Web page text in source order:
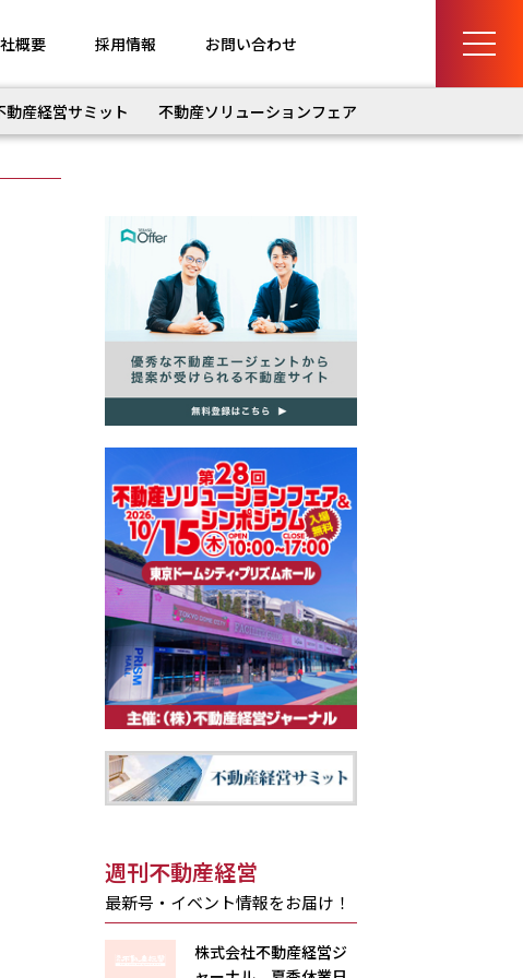
概要 採用情報 お問い合わせ
動産経営サミット 不動産ソリューションフェア
週刊不動産経営
最新号・イベント情報をお届け！
株式会社不動産経営ジ